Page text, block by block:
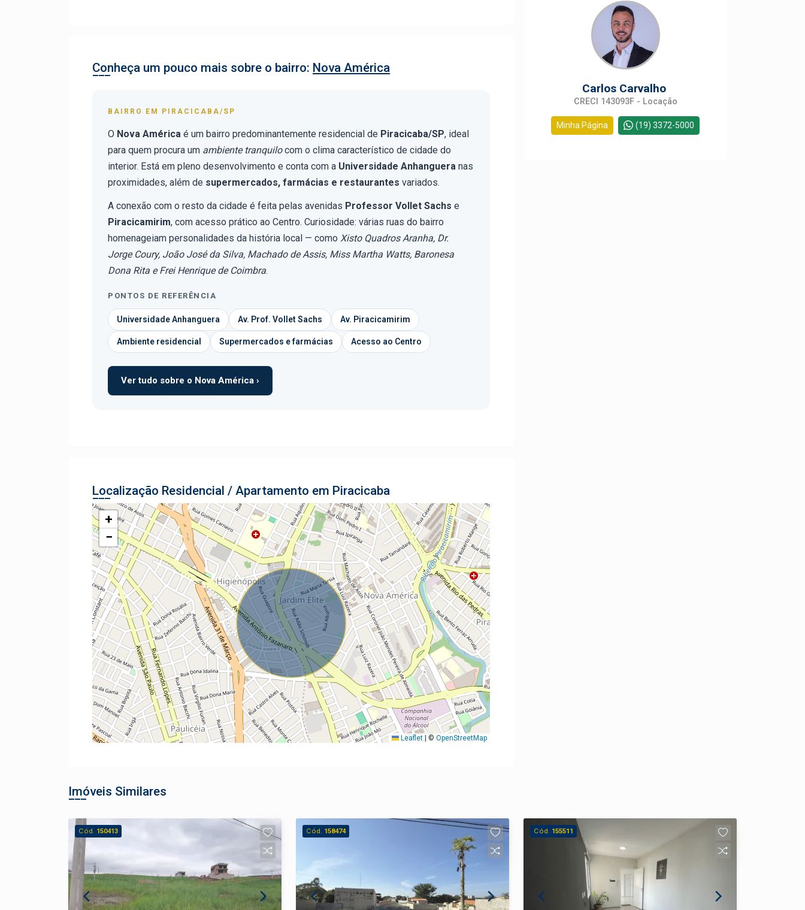
Conheça um pouco mais sobre o bairro: Nova América
BAIRRO EM PIRACICABA/SP
O Nova América é um bairro predominantemente residencial de Piracicaba/SP, ideal
para quem procura um ambiente tranquilocom o clima característico de cidade do
interior. Está em pleno desenvolvimento e conta com a Universidade Anhanguera nas
proximidades, além de supermercados, farmácias e restaurantes variados.
A conexão com o resto da cidade é feita pelas avenidas Professor Vollet Sachs e
Piracicamirim, com acesso prático ao Centro. Curiosidade: várias ruas do bairro
homenageiam personalidades da história local — como Xisto Quadros Aranha, Dr.
Jorge Coury, João José da Silva, Machado de Assis, Miss Martha Watts, Baronesa
Dona Rita e Frei Henrique de Coimbra.
PONTOS DE REFERÊNCIA
Universidade Anhanguera Av. Prof. Vollet Sachs Av. Piracicamirim
Ambiente residencial Supermercados e farmácias Acesso ao Centro
Ver tudo sobre o Nova América ›
Localização Residencial / Apartamento em Piracicaba
+
−
Leaflet © OpenStreetMap
Carlos Carvalho
CRECI 143093F - Locação
Minha Página (19) 3372-5000
Imóveis Similares
Cód. 150413 Cód. 158474 Cód. 155511